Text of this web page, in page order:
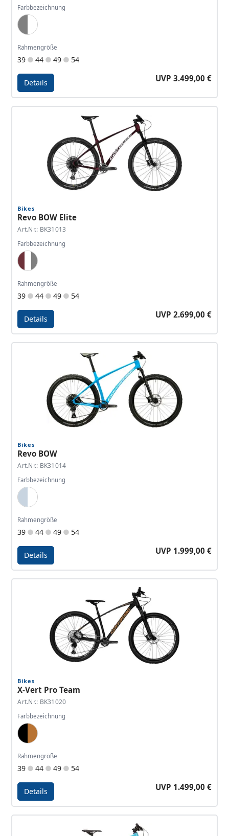
Farbbezeichnung
Dark Grey, White
Rahmengröße
39 44 49 54
Details UVP 3.499,00 €
Bikes
Revo BOW Elite
Art.Nr.: BK31013
Farbbezeichnung
Wine Red, White, Dark Grey
Rahmengröße
39 44 49 54
Details UVP 2.699,00 €
Bikes
Revo BOW
Art.Nr.: BK31014
Farbbezeichnung
Light Blue, White
Rahmengröße
39 44 49 54
Details UVP 1.999,00 €
Bikes
X-Vert Pro Team
Art.Nr.: BK31020
Farbbezeichnung
Black, Copper
Rahmengröße
39 44 49 54
Details UVP 1.499,00 €